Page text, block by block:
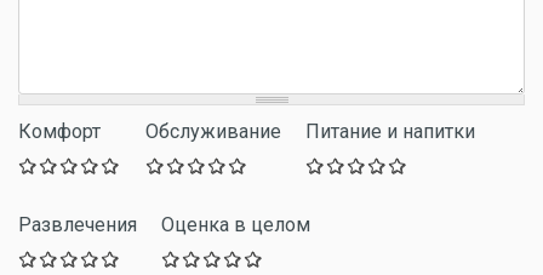
Комфорт Обслуживание Питание и напитки
Развлечения Оценка в целом